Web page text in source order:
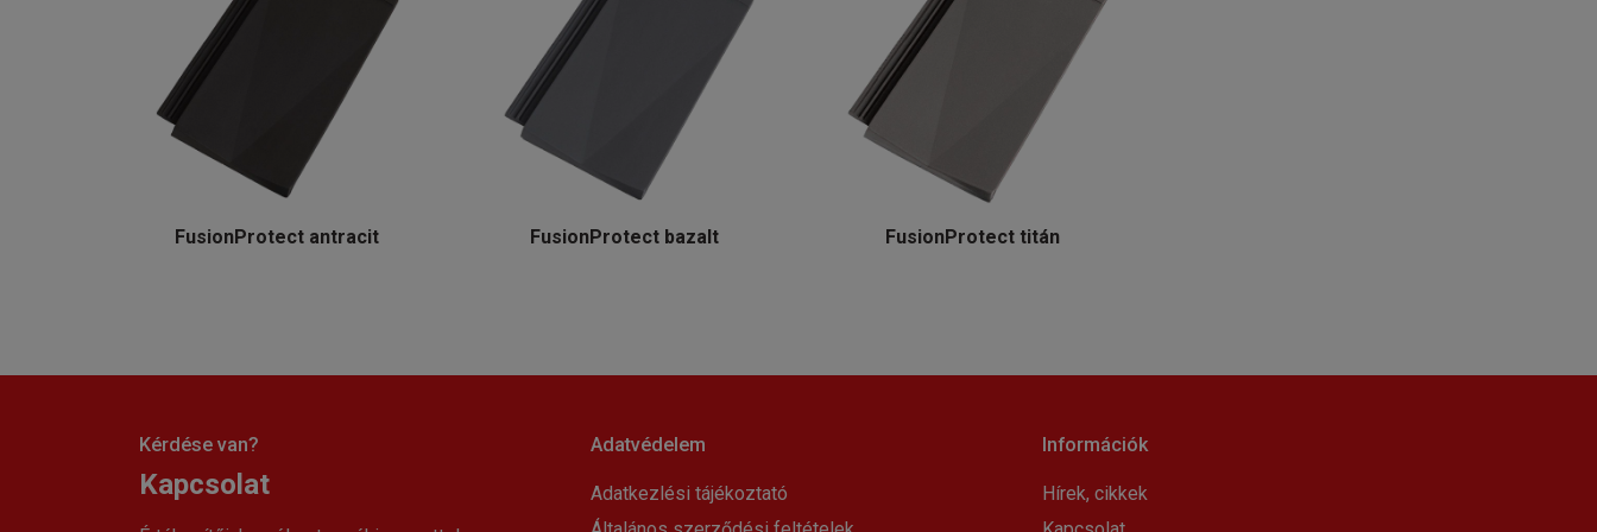
FusionProtect antracit FusionProtect bazalt FusionProtect titán
Kérdése van?
Kapcsolat
Adatvédelem
Adatkezlési tájékoztató
Információk
Hírek, cikkek